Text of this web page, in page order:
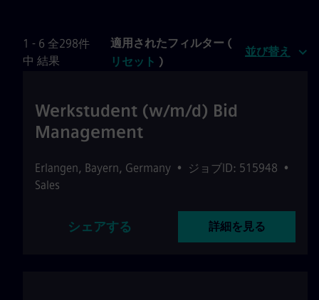
1 - 6 全298件
中 結果
適用されたフィルター (
リセット )
並び替え
Werkstudent (w/m/d) Bid
Management
Erlangen, Bayern, Germany • ジョブID: 515948 •
Sales
シェアする 詳細を見る